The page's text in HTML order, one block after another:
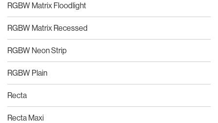
RGBW Matrix Floodlight
RGBW Matrix Recessed
RGBW Neon Strip
RGBW Plain
Recta
Recta Maxi